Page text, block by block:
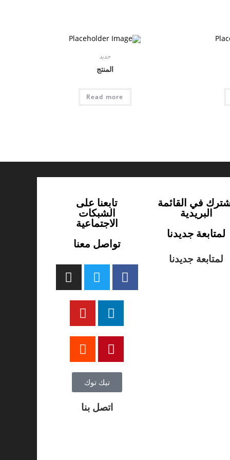
جديد
المنتج
Read more
في القائمة
البريدية
لمتابعة جديدنا
لمتابعة جديدنا
تابعنا على
الشبكات
الاجتماعية
تواصل معنا
تيك توك
اتصل بنا